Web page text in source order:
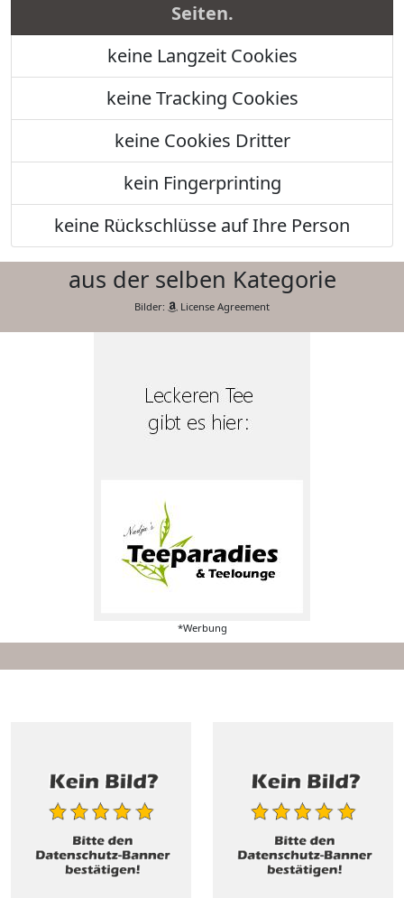
Seiten.
keine Langzeit Cookies
keine Tracking Cookies
keine Cookies Dritter
kein Fingerprinting
keine Rückschlüsse auf Ihre Person
aus der selben Kategorie
Bilder: License Agreement
*Werbung